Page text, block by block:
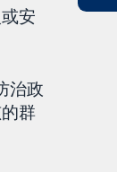
安
治政
群